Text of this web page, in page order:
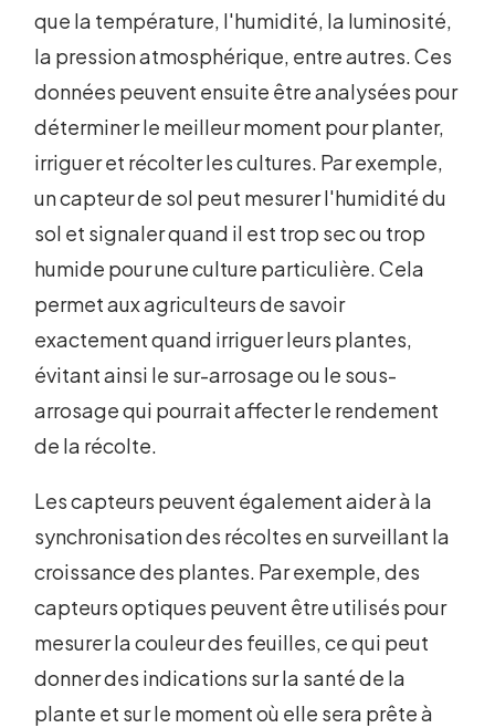
que la température, l'humidité, la luminosité,
la pression atmosphérique, entre autres. Ces
données peuvent ensuite être analysées pour
déterminer le meilleur moment pour planter,
irriguer et récolter les cultures. Par exemple,
un capteur de sol peut mesurer l'humidité du
sol et signaler quand il est trop sec ou trop
humide pour une culture particulière. Cela
permet aux agriculteurs de savoir
exactement quand irriguer leurs plantes,
évitant ainsi le sur-arrosage ou le sous-
arrosage qui pourrait affecter le rendement
de la récolte.
Les capteurs peuvent également aider à la
synchronisation des récoltes en surveillant la
croissance des plantes. Par exemple, des
capteurs optiques peuvent être utilisés pour
mesurer la couleur des feuilles, ce qui peut
donner des indications sur la santé de la
plante et sur le moment où elle sera prête à